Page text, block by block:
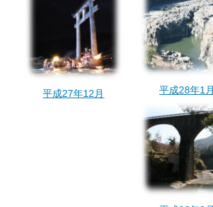
平成27年12月 平成28年1月